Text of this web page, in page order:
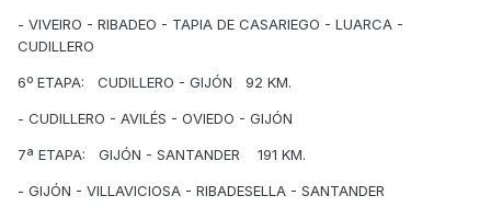
- VIVEIRO - RIBADEO - TAPIA DE CASARIEGO - LUARCA -
CUDILLERO
6º ETAPA: CUDILLERO - GIJÓN 92 KM.
- CUDILLERO - AVILÉS - OVIEDO - GIJÓN
7ª ETAPA: GIJÓN - SANTANDER 191 KM.
- GIJÓN - VILLAVICIOSA - RIBADESELLA - SANTANDER